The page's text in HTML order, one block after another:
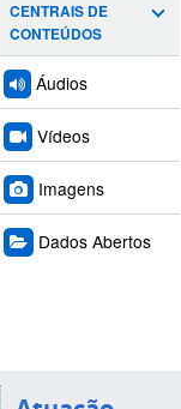
CENTRAIS DE
CONTEÚDOS
Áudios
Vídeos
Imagens
Dados Abertos